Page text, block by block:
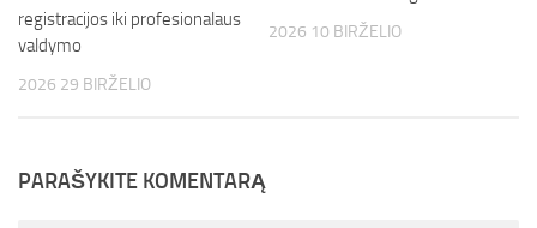
registracijos iki profesionalaus
valdymo
2026 29 BIRŽELIO
2026 10 BIRŽELIO
PARAŠYKITE KOMENTARĄ